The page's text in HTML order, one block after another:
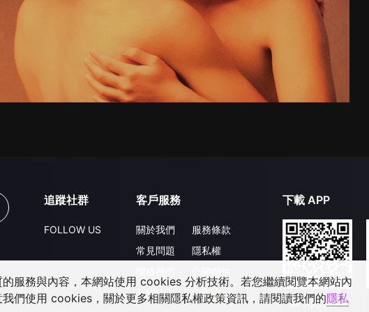
追蹤社群
FOLLOW US
客戶服務
關於我們
常見問題
升級VIP
服務條款
隱私權
合作洽談
下載 APP
服務與內容，本網站使用 cookies 分析技術。若您繼續閱覽本網站內
們使用 cookies，關於更多相關隱私權政策資訊，請閱讀我們的隱私